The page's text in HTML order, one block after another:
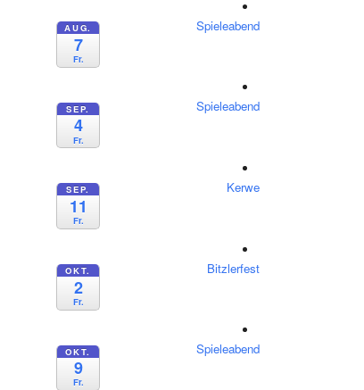
AUG.
7
Fr.
Spieleabend
SEP.
4
Fr.
Spieleabend
SEP.
11
Fr.
Kerwe
OKT.
2
Fr.
Bitzlerfest
OKT.
9
Fr.
Spieleabend